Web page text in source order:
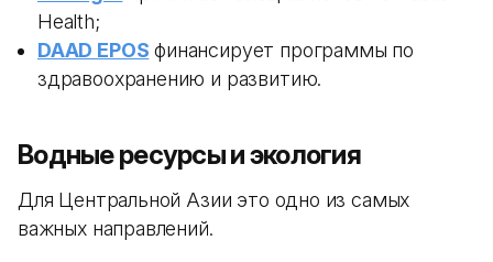
Health;
DAAD EPOS финансирует программы по
здравоохранению и развитию.
Водные ресурсы и экология
Для Центральной Азии это одно из самых
важных направлений.